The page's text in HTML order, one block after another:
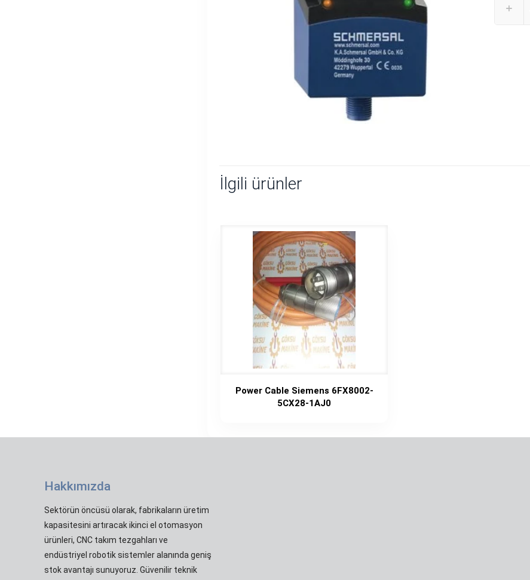
İlgili ürünler
Power Cable Siemens 6FX8002-
5CX28-1AJ0
Hakkımızda
Sektörün öncüsü olarak, fabrikaların üretim
kapasitesini artıracak ikinci el otomasyon
ürünleri, CNC takım tezgahları ve
endüstriyel robotik sistemler alanında geniş
stok avantajı sunuyoruz. Güvenilir teknik